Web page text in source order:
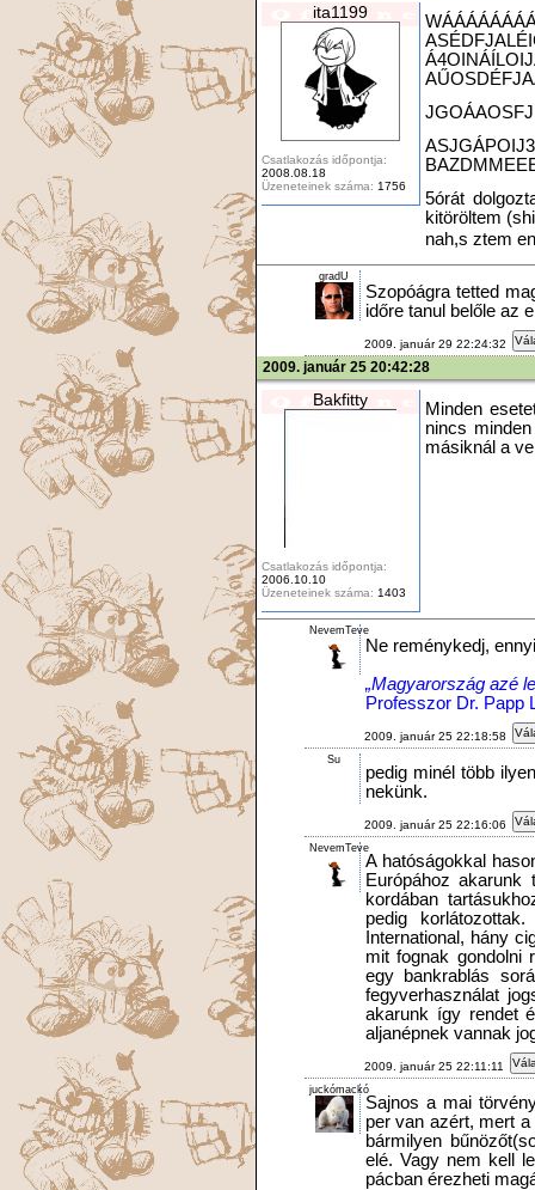
ita1199
Csatlakozás időpontja:
2008.08.18
Üzeneteinek száma: 1756
5órát
kitöröltem
nah,s ztem
gradU
Szopóágra tetted
időre tanul belőle az
2009. január 29 22:24:32
2009. január 25 20:42:28
Bakfitty
Csatlakozás időpontja:
2006.10.10
Üzeneteinek száma: 1403
Minden
nincs
másiknál a
NevemTeve
Ne reménykedj,
„Magyarország azé
Professzor Dr. Papp
2009. január 25 22:18:58
Su
pedig minél több
nekünk.
2009. január 25 22:16:06
NevemTeve
A hatóságokkal
Európához akarunk
kordában
pedig
International, hány
mit fognak gondolni
egy bankrablás
fegyverhasználat
akarunk így rendet
aljanépnek vannak
2009. január 25 22:11:11
juckómackó
Sajnos a mai
per van azért, mert
bármilyen
elé. Vagy nem kell
pácban érezheti